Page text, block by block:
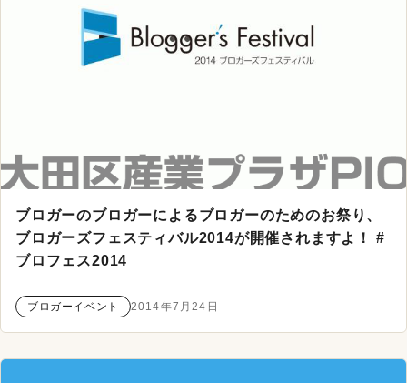
ブロガーのブロガーによるブロガーのためのお祭り、
ブロガーズフェスティバル2014が開催されますよ！ #
ブロフェス2014
ブロガーイベント 2014年7月24日